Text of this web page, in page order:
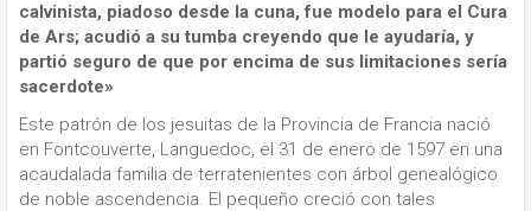
calvinista, piadoso desde la cuna, fue modelo para el Cura
de Ars; acudió a su tumba creyendo que le ayudaría, y
partió seguro de que por encima de sus limitaciones sería
sacerdote»
Este patrón de los jesuitas de la Provincia de Francia nació
en Fontcouverte, Languedoc, el 31 de enero de 1597 en una
acaudalada familia de terratenientes con árbol genealógico
de noble ascendencia. El pequeño creció con tales